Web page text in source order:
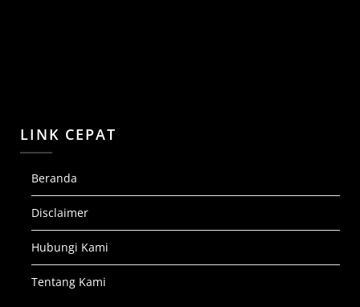
LINK CEPAT
Beranda
Disclaimer
Hubungi Kami
Tentang Kami